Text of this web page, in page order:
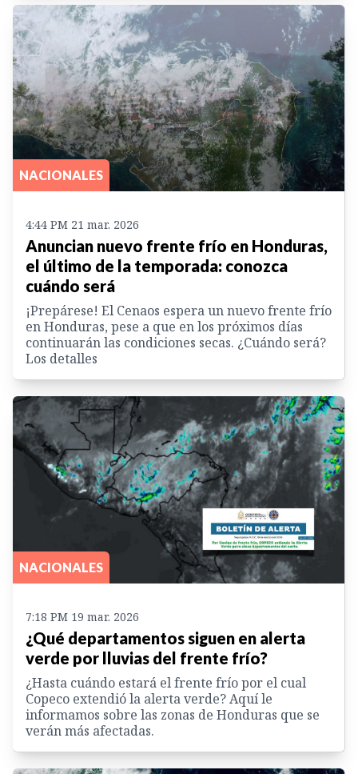
NACIONALES
4:44 PM 21 mar. 2026
Anuncian nuevo frente frío en Honduras,
el último de la temporada: conozca
cuándo será
¡Prepárese! El Cenaos espera un nuevo frente frío
en Honduras, pese a que en los próximos días
continuarán las condiciones secas. ¿Cuándo será?
Los detalles
NACIONALES
7:18 PM 19 mar. 2026
¿Qué departamentos siguen en alerta
verde por lluvias del frente frío?
¿Hasta cuándo estará el frente frío por el cual
Copeco extendió la alerta verde? Aquí le
informamos sobre las zonas de Honduras que se
verán más afectadas.